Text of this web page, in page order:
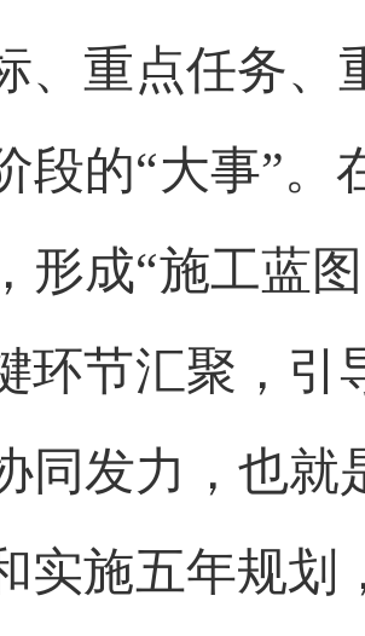
、重点任务、
段的“大事”。
形成“施工蓝
环节汇聚，引
同发力，也就
实施五年规划